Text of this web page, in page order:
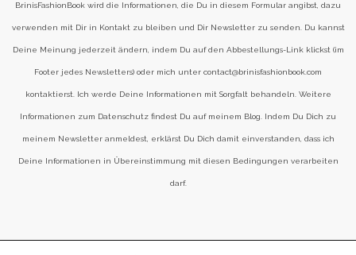
BrinisFashionBook wird die Informationen, die Du in diesem Formular angibst, dazu
verwenden mit Dir in Kontakt zu bleiben und Dir Newsletter zu senden. Du kannst
Deine Meinung jederzeit ändern, indem Du auf den Abbestellungs-Link klickst (im
Footer jedes Newsletters) oder mich unter contact@brinisfashionbook.com
kontaktierst. Ich werde Deine Informationen mit Sorgfalt behandeln. Weitere
Informationen zum Datenschutz findest Du auf meinem Blog. Indem Du Dich zu
meinem Newsletter anmeldest, erklärst Du Dich damit einverstanden, dass ich
Deine Informationen in Übereinstimmung mit diesen Bedingungen verarbeiten
darf.